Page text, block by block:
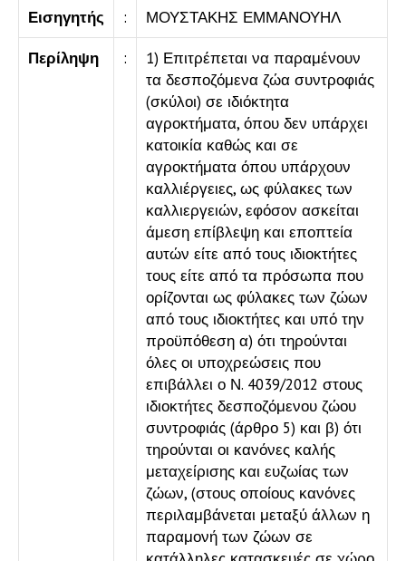
Εισηγητής : ΜΟΥΣΤΑΚΗΣ ΕΜΜΑΝΟΥΗΛ
Περίληψη :
1) Επιτρέπεται να παραμένουν
τα δεσποζόμενα ζώα συντροφιάς
(σκύλοι) σε ιδιόκτητα
αγροκτήματα, όπου δεν υπάρχει
κατοικία καθώς και σε
αγροκτήματα όπου υπάρχουν
καλλιέργειες, ως φύλακες των
καλλιεργειών, εφόσον ασκείται
άμεση επίβλεψη και εποπτεία
αυτών είτε από τους ιδιοκτήτες
τους είτε από τα πρόσωπα που
ορίζονται ως φύλακες των ζώων
από τους ιδιοκτήτες και υπό την
προϋπόθεση α) ότι τηρούνται
όλες οι υποχρεώσεις που
επιβάλλει ο Ν. 4039/2012 στους
ιδιοκτήτες δεσποζόμενου ζώου
συντροφιάς (άρθρο 5) και β) ότι
τηρούνται οι κανόνες καλής
μεταχείρισης και ευζωίας των
ζώων, (στους οποίους κανόνες
περιλαμβάνεται μεταξύ άλλων η
παραμονή των ζώων σε